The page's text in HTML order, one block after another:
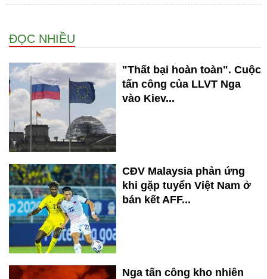
ĐỌC NHIỀU
"Thất bại hoàn toàn". Cuộc
tấn công của LLVT Nga
vào Kiev...
CĐV Malaysia phản ứng
khi gặp tuyển Việt Nam ở
bán kết AFF...
Nga tấn công kho nhiên